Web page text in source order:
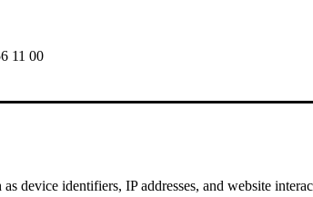
11 00
device identifiers, IP addresses, and website